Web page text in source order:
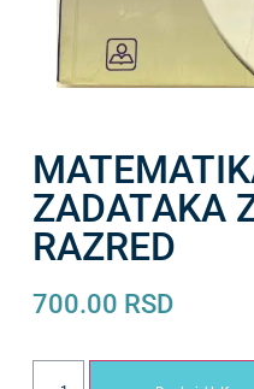
ZADATAKA
RAZRED
700.00 RSD